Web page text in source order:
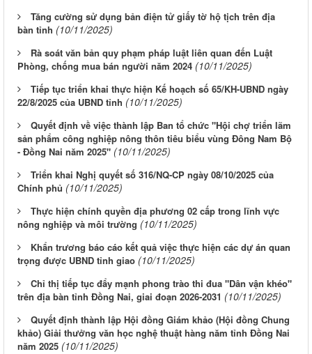
Tăng cường sử dụng bản điện tử giấy tờ hộ tịch trên địa
bàn tỉnh (10/11/2025)
Rà soát văn bản quy phạm pháp luật liên quan đến Luật
Phòng, chống mua bán người năm 2024 (10/11/2025)
Tiếp tục triển khai thực hiện Kế hoạch số 65/KH-UBND ngày
22/8/2025 của UBND tỉnh (10/11/2025)
Quyết định về việc thành lập Ban tổ chức "Hội chợ triển lãm
sản phẩm công nghiệp nông thôn tiêu biểu vùng Đông Nam Bộ
- Đồng Nai năm 2025" (10/11/2025)
Triển khai Nghị quyết số 316/NQ-CP ngày 08/10/2025 của
Chính phủ (10/11/2025)
Thực hiện chính quyền địa phương 02 cấp trong lĩnh vực
nông nghiệp và môi trường (10/11/2025)
Khẩn trương báo cáo kết quả việc thực hiện các dự án quan
trọng được UBND tỉnh giao (10/11/2025)
Chỉ thị tiếp tục đẩy mạnh phong trào thi đua "Dân vận khéo"
trên địa bàn tỉnh Đồng Nai, giai đoạn 2026-2031 (10/11/2025)
Quyết định thành lập Hội đồng Giám khảo (Hội đồng Chung
khảo) Giải thưởng văn học nghệ thuật hàng năm tỉnh Đồng Nai
năm 2025 (10/11/2025)